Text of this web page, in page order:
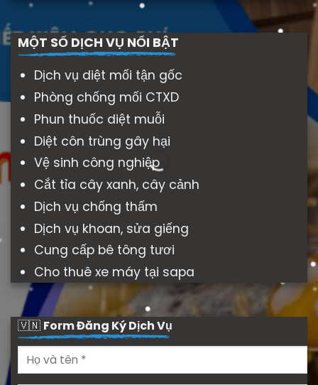
MỘT SỐ DỊCH VỤ NỔI BẬT
Dịch vụ diệt mối tận gốc
Phòng chống mối CTXD
Phun thuốc diệt muỗi
Diệt côn trùng gây hại
Vệ sinh công nghiệp
Cắt tỉa cây xanh, cây cảnh
Dịch vụ chống thấm
Dịch vụ khoan, sửa giếng
Cung cấp bê tông tươi
Cho thuê xe máy tại sapa
🇻🇳 Form Đăng Ký Dịch Vụ